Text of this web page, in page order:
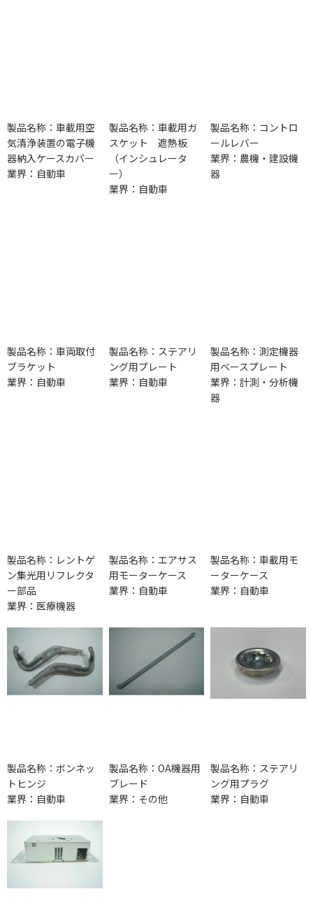
製品名称：車載用空
気清浄装置の電子機
器納入ケースカバー
業界：自動車
製品名称：車載用ガ
スケット 遮熱板
（インシュレータ
ー）
業界：自動車
製品名称：コントロ
ールレバー
業界：農機・建設機
器
製品名称：車両取付
ブラケット
業界：自動車
製品名称：ステアリ
ング用プレート
業界：自動車
製品名称：測定機器
用ベースプレート
業界：計測・分析機
器
製品名称：レントゲ
ン集光用リフレクタ
ー部品
業界：医療機器
製品名称：エアサス
用モーターケース
業界：自動車
製品名称：車載用モ
ーターケース
業界：自動車
製品名称：ボンネッ
トヒンジ
業界：自動車
製品名称：OA機器用
ブレード
業界：その他
製品名称：ステアリ
ング用プラグ
業界：自動車